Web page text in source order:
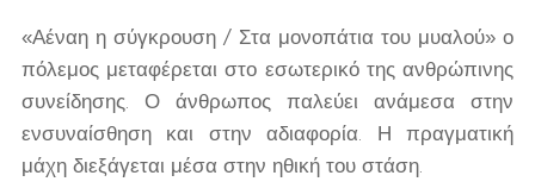
«Αέναη η σύγκρουση / Στα μονοπάτια του μυαλού» ο
πόλεμος μεταφέρεται στο εσωτερικό της ανθρώπινης
συνείδησης. Ο άνθρωπος παλεύει ανάμεσα στην
ενσυναίσθηση και στην αδιαφορία. Η πραγματική
μάχη διεξάγεται μέσα στην ηθική του στάση.